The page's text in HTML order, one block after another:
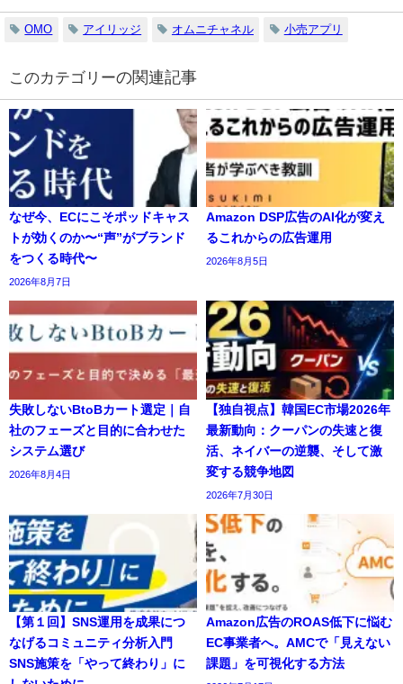
OMO アイリッジ オムニチャネル 小売アプリ
の関連記事
なぜ今、ECにこそポッドキャス
トが効くのか〜“声”がブランド
をつくる時代〜
2026年8月7日
Amazon DSP広告のAI化が変え
るこれからの広告運用
2026年8月5日
失敗しないBtoBカート選定｜自
社のフェーズと目的に合わせた
システム選び
2026年8月4日
【独自視点】韓国EC市場2026年
最新動向：クーパンの失速と復
活、ネイバーの逆襲、そして激
変する競争地図
2026年7月30日
【第１回】SNS運用を成果につ
なげるコミュニティ分析入門
SNS施策を「やって終わり」に
Amazon広告のROAS低下に悩む
EC事業者へ。AMCで「見えない
課題」を可視化する方法